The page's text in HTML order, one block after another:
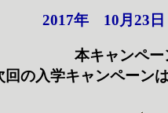
2017年 10月23
本キャンペ
回の入学キャンペーン